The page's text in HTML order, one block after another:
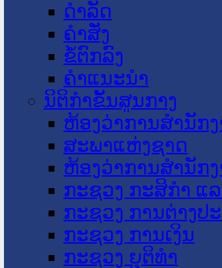
ດໍາລັດ
ຄໍາສັ່ງ
ຂໍ້ຕົກລົງ
ຄໍາແນະນໍາ
ນິຕິກໍາຂັ້ນສູນກາງ
ຫ້ອງວ່າການສໍານັກ
ສະພາແຫ່ງຊາດ
ຫ້ອງວ່າການສຳນັກ
ກະຊວງ ກະສິກຳ ແ
ກະຊວງ ການຕ່າງປ
ກະຊວງ ການເງິນ
ກະຊວງ ຍຸຕິທໍາ